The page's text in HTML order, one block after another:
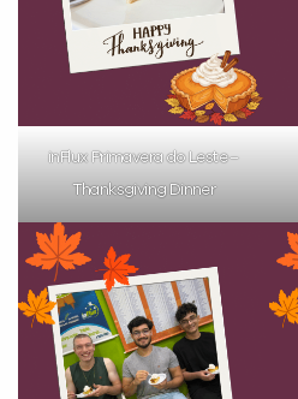
inFlux Primavera do Leste –
Thanksgiving Dinner